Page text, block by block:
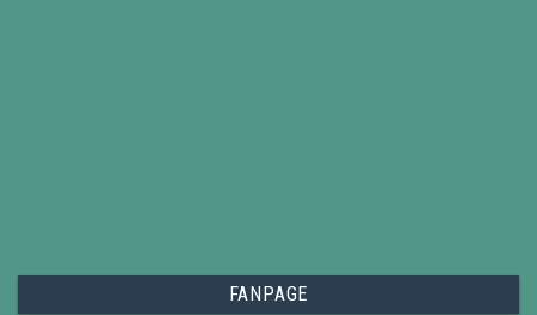
FANPAGE